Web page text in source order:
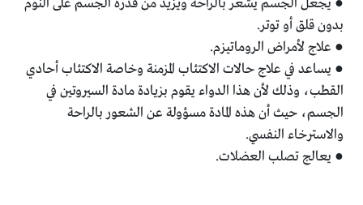
● يجعل الجسم يشعر بالراحة ويزيد من قدرة الجسم على النوم
بدون قلق أو توتر.
● علاج لأمراض الروماتيزم.
● يساعد في علاج حالات الاكتئاب المزمنة وخاصة الاكتئاب أحادي
القطب، وذلك لأن هذا الدواء يقوم بزيادة مادة السيروتين في
الجسم، حيث أن هذه المادة مسؤولة عن الشعور بالراحة
والاسترخاء النفسي.
● يعالج تصلب العضلات.